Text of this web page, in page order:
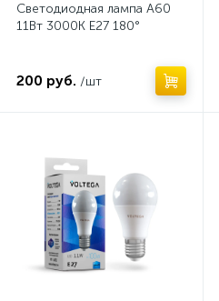
Светодиодная лампа A60
11Вт 3000K E27 180°
200 руб. /шт